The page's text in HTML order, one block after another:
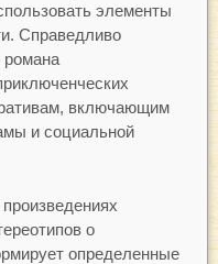
элементы
Справедливо
романа
включающим
и социальной
о
определенные